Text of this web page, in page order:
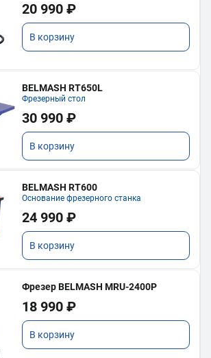
20 990 ₽
В корзину
BELMASH RT650L
Фрезерный стол
30 990 ₽
В корзину
BELMASH RT600
Основание фрезерного станка
24 990 ₽
В корзину
Фрезер BELMASH MRU-2400P
18 990 ₽
В корзину